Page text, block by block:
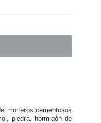
morteros cementosos
piedra, hormigón de